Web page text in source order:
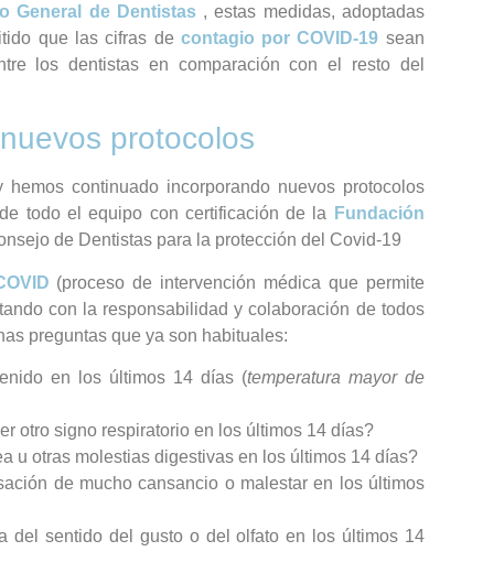
General de Dentistas, estas medidas, adoptadas
que las cifras de contagio por COVID-19 sean
los dentistas en comparación con el resto del
protocolos
continuado incorporando nuevos protocolos
todo el equipo con certificación de la
Fundación
de Dentistas para la protección del Covid-19
(proceso de intervención médica que permite
con la responsabilidad y colaboración de todos
preguntas que ya son habituales:
en los últimos 14 días (temperatura mayor de
otro signo respiratorio en los últimos 14 días?
u otras molestias digestivas en los últimos 14 días?
de mucho cansancio o malestar en los últimos
del sentido del gusto o del olfato en los últimos 14